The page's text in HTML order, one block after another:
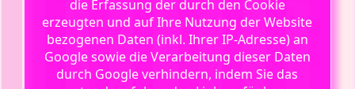
die Erfassung der durch den Cookie
erzeugten und auf Ihre Nutzung der Website
bezogenen Daten (inkl. Ihrer IP-Adresse) an
Google sowie die Verarbeitung dieser Daten
durch Google verhindern, indem Sie das